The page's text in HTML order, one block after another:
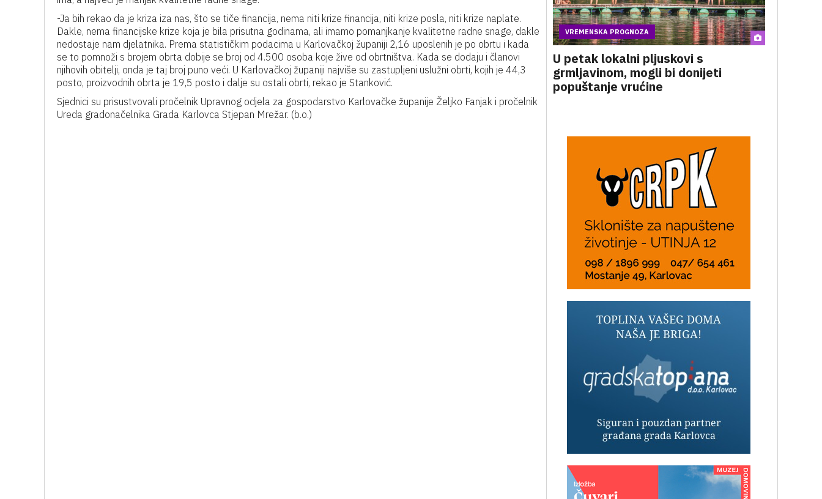
-Ja bih rekao da je kriza iza nas, što se tiče financija, nema niti krize financija, niti krize posla, niti krize naplate.
Dakle, nema financijske krize koja je bila prisutna godinama, ali imamo pomanjkanje kvalitetne radne snage, dakle
nedostaje nam djelatnika. Prema statističkim podacima u Karlovačkoj županiji 2,16 uposlenih je po obrtu i kada
se to pomnoži s brojem obrta dobije se broj od 4.500 osoba koje žive od obrtništva. Kada se dodaju i članovi
njihovih obitelji, onda je taj broj puno veći. U Karlovačkoj županiji najviše su zastupljeni uslužni obrti, kojih je 44,3
posto, proizvodnih obrta je 19,5 posto i dalje su ostali obrti, rekao je Stanković.
Sjednici su prisustvovali pročelnik Upravnog odjela za gospodarstvo Karlovačke županije Željko Fanjak i pročelnik
Ureda gradonačelnika Grada Karlovca Stjepan Mrežar. (b.o.)
VREMENSKA PROGNOZA
U petak lokalni pljuskovi s
grmljavinom, mogli bi donijeti
popuštanje vrućine